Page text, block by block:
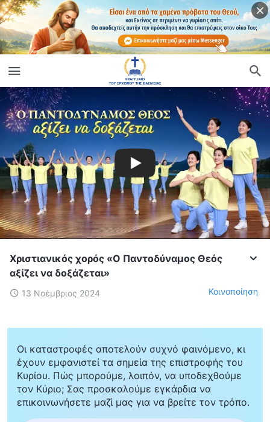
Χριστιανικός χορός «Ο Παντοδύναμος Θεός
αξίζει να δοξάζεται»
13 Νοέμβριος 2024 Κοινοποίηση
Οι καταστροφές αποτελούν συχνό φαινόμενο, κι
έχουν εμφανιστεί τα σημεία της επιστροφής του
Κυρίου. Πώς μπορούμε, λοιπόν, να υποδεχθούμε
τον Κύριο; Σας προσκαλούμε εγκάρδια να
επικοινωνήσετε μαζί μας για να βρείτε τον τρόπο.